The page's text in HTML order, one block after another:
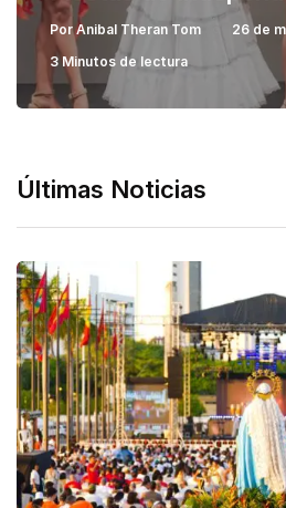
PorAnibal Theran Tom
26 de
3 Minutos de lectura
Últimas Noticias